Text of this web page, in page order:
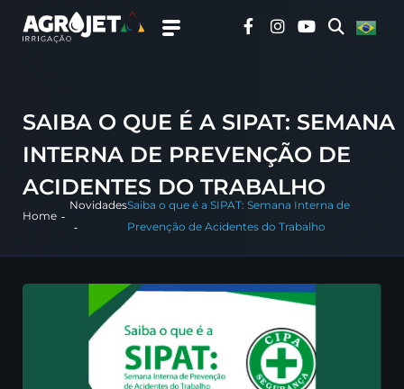
SAIBA O QUE É A SIPAT: SEMANA
INTERNA DE PREVENÇÃO DE
ACIDENTES DO TRABALHO
Home
NovidadesSaiba o que é a SIPAT: Semana Interna de
Prevenção de Acidentes do Trabalho